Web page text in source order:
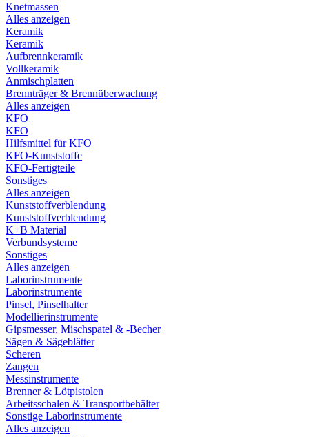
Knetmassen
Alles anzeigen
Keramik
Keramik
Aufbrennkeramik
Vollkeramik
Anmischplatten
Brennträger & Brennüberwachung
Alles anzeigen
KFO
KFO
Hilfsmittel für KFO
KFO-Kunststoffe
KFO-Fertigteile
Sonstiges
Alles anzeigen
Kunststoffverblendung
Kunststoffverblendung
K+B Material
Verbundsysteme
Sonstiges
Alles anzeigen
Laborinstrumente
Laborinstrumente
Pinsel, Pinselhalter
Modellierinstrumente
Gipsmesser, Mischspatel & -Becher
Sägen & Sägeblätter
Scheren
Zangen
Messinstrumente
Brenner & Lötpistolen
Arbeitsschalen & Transportbehälter
Sonstige Laborinstrumente
Alles anzeigen